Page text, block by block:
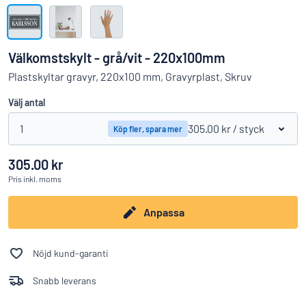
Hittar du inte det du söker? Börja designa din skylt
Visa alla kategorier
Logga
in
Kundservice
Privatperson Företag
Välkomstskylt - grå/vit - 220x100mm
Plastskyltar gravyr, 220x100 mm, Gravyrplast, Skruv
Välj antal
1 Köp fler, spara mer 305.00 kr / styck
305.00 kr
Pris inkl. moms
Anpassa
Nöjd kund-garanti
Snabb leverans